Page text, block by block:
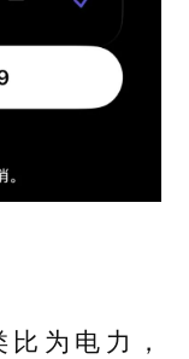
为电力，